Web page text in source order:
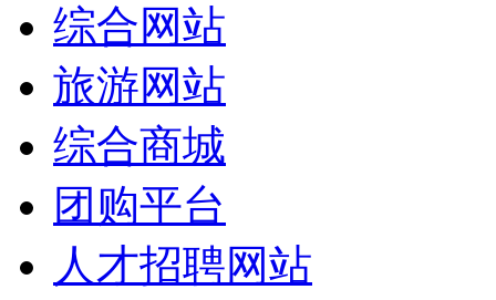
综合网站
旅游网站
综合商城
团购平台
人才招聘网站